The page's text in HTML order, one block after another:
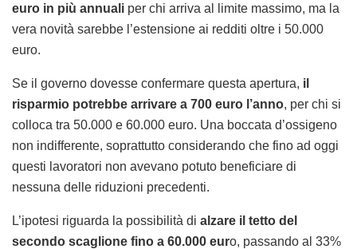
euro in più annuali per chi arriva al limite massimo, ma la
vera novità sarebbe l’estensione ai redditi oltre i 50.000
euro.
Se il governo dovesse confermare questa apertura, il
risparmio potrebbe arrivare a 700 euro l’anno, per chi si
colloca tra 50.000 e 60.000 euro. Una boccata d’ossigeno
non indifferente, soprattutto considerando che fino ad oggi
questi lavoratori non avevano potuto beneficiare di
nessuna delle riduzioni precedenti.
L’ipotesi riguarda la possibilità di alzare il tetto del
secondo scaglione fino a 60.000 euro, passando al 33%